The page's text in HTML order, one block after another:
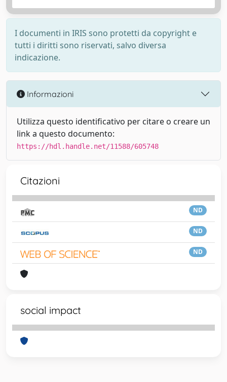
I documenti in IRIS sono protetti da copyright e
tutti i diritti sono riservati, salvo diversa
indicazione.
Informazioni
Utilizza questo identificativo per citare o creare un
link a questo documento:
https://hdl.handle.net/11588/605748
Citazioni
ND
ND
ND
social impact